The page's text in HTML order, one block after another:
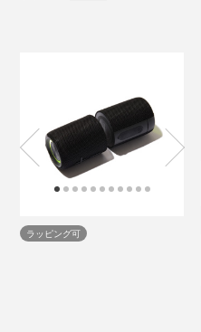
ラッピング可